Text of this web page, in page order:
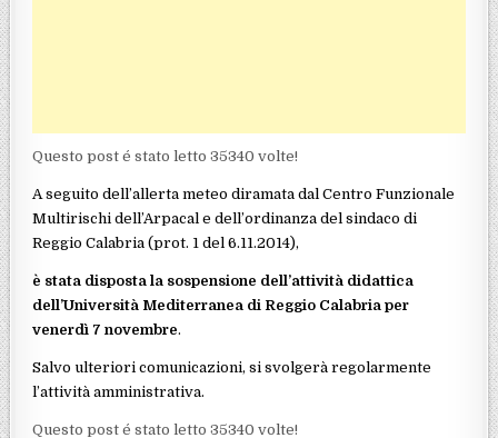
Questo post é stato letto 35340 volte!
A seguito dell’allerta meteo diramata dal Centro Funzionale
Multirischi dell’Arpacal e dell’ordinanza del sindaco di
Reggio Calabria (prot. 1 del 6.11.2014),
è stata disposta la sospensione dell’attività didattica
dell’Università Mediterranea di Reggio Calabria per
venerdì 7 novembre.
Salvo ulteriori comunicazioni, si svolgerà regolarmente
l’attività amministrativa.
Questo post é stato letto 35340 volte!